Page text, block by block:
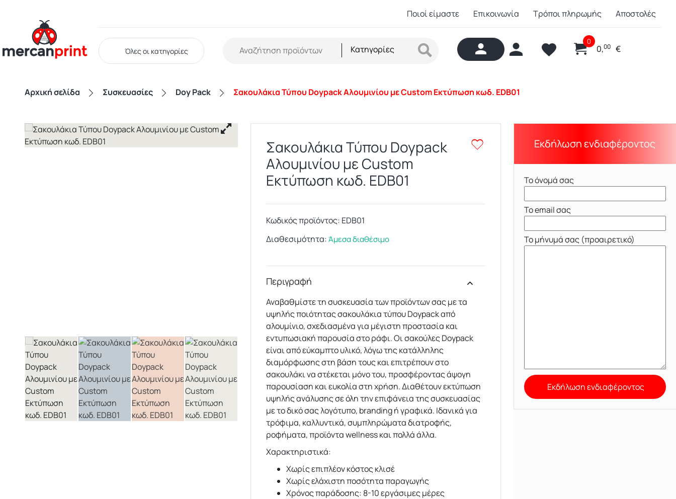
Ποιοί είμαστε Επικοινωνία Τρόποι πληρωμής Αποστολές
Όλες οι κατηγορίες Κατηγορίες
0
0,00 €
Αρχική σελίδα Συσκευασίες Doy Pack Σακουλάκια Τύπου Doypack Αλουμινίου με Custom Εκτύπωση κωδ. EDB01
Σακουλάκια Τύπου Doypack
Αλουμινίου με Custom
Εκτύπωση κωδ. EDB01
Κωδικός προϊόντος: EDB01
Διαθεσιμότητα: Άμεσα διαθέσιμο
Περιγραφή
Αναβαθμίστε τη συσκευασία των προϊόντων σας με τα
υψηλής ποιότητας σακουλάκια τύπου Doypack από
αλουμίνιο, σχεδιασμένα για μέγιστη προστασία και
εντυπωσιακή παρουσία στο ράφι. Οι σακούλες Doypack
είναι από εύκαμπτο υλικό, λόγω της κατάλληλης
διαμόρφωσης στη βάση τους και επιτρέπουν στο
σακουλάκι να στέκεται μόνο του, προσφέροντας άψογη
παρουσίαση και ευκολία στη χρήση. Διαθέτουν εκτύπωση
υψηλής ανάλυσης σε όλη την επιφάνεια της συσκευασίας
με το δικό σας λογότυπο, branding ή γραφικά. Ιδανικά για
τρόφιμα, καλλυντικά, συμπληρώματα διατροφής,
ροφήματα, προϊόντα wellness και πολλά άλλα.
Χαρακτηριστικά:
Χωρίς επιπλέον κόστος κλισέ
Χωρίς ελάχιστη ποσότητα παραγωγής
Χρόνος παράδοσης: 8-10 εργάσιμες μέρες
Εκδήλωση ενδιαφέροντος
Το όνομά σας
Το email σας
Το μήνυμά σας (προαιρετικό)